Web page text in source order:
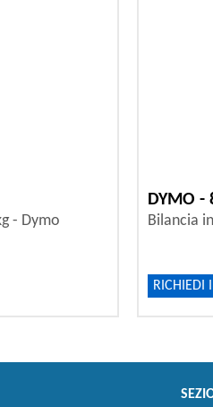
- Dymo
DYMO -
Bilancia
RICHIEDI